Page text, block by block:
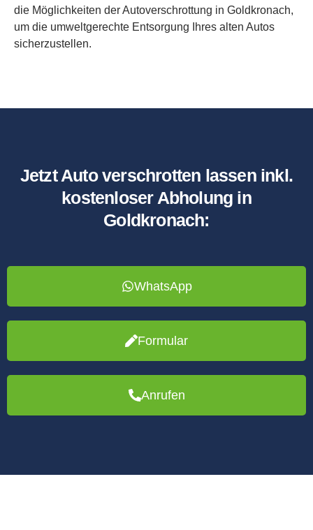
die Möglichkeiten der Autoverschrottung in Goldkronach,
um die umweltgerechte Entsorgung Ihres alten Autos
sicherzustellen.
Jetzt Auto verschrotten lassen inkl.
kostenloser Abholung in
Goldkronach:
WhatsApp
Formular
Anrufen